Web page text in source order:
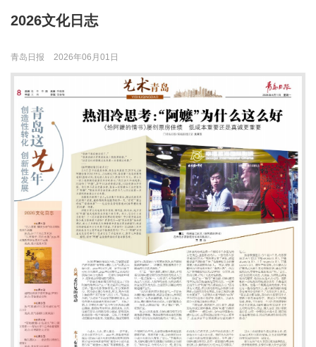
2026文化日志
青岛日报 2026年06月01日